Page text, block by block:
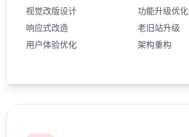
视觉改版设计
功能升级优化
响应式改造
老旧站升级
用户体验优化
架构重构